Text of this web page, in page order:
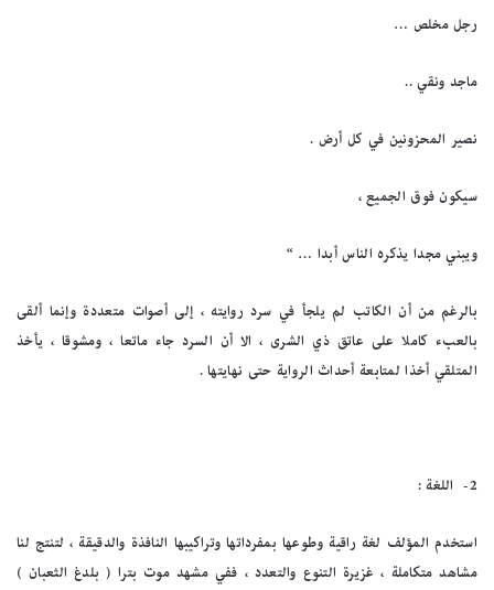
رجل مخلص …
ماجد ونقي ..
نصير المحزونين في كل أرض .
سيكون فوق الجميع ،
ويبني مجدا يذكره الناس أبدا … “
بالرغم من أن الكاتب لم يلجأ في سرد روايته ، إلى أصوات متعددة وإنما ألقى
بالعبء كاملا على عاتق ذي الشرى ، الا أن السرد جاء ماتعا ، ومشوقا ، يأخذ
المتلقي أخذا لمتابعة أحداث الرواية حتى نهايتها .
2- اللغة :
استخدم المؤلف لغة راقية وطوعها بمفرداتها وتراكيبها النافذة والدقيقة ، لتنتج لنا
مشاهد متكاملة ، غزيرة التنوع والتعدد ، ففي مشهد موت بترا ( بلدغ الثعبان )